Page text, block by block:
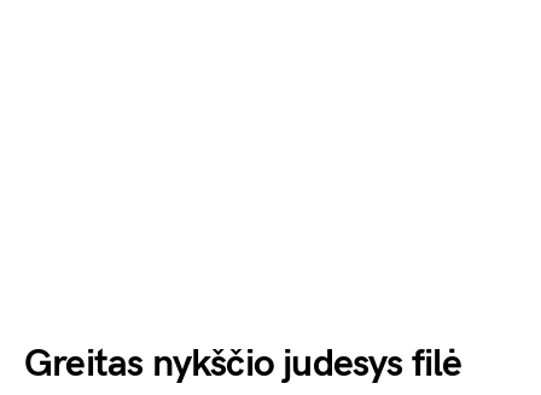
Greitas nykščio judesys filė